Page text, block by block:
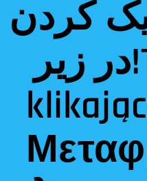
کردن
در زیر!Tłumacz